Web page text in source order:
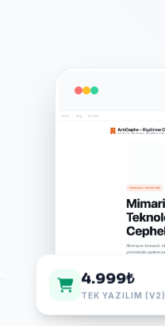
4.999₺
TEK YAZILIM (V2)